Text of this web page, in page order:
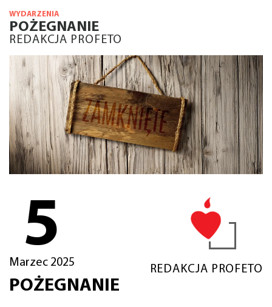
WYDARZENIA
POŻEGNANIE
REDAKCJA PROFETO
5
Marzec 2025
REDAKCJA PROFETO
POŻEGNANIE